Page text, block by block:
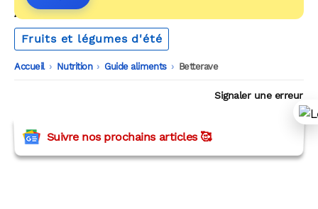
AUTOUR DU MÊME THÈME
Fruits et légumes d'été
Accueil -
Nutrition -
Guide aliments -
Betterave
Signaler une erreur
Suivre nos prochains articles 🥰